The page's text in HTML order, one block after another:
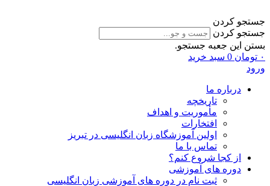
جستجو کردن
جستجو کردن
بستن این جعبه جستجو.
۰ تومان 0 سبد خرید
ورود
درباره ما
تاریخچه
مأموریت و اهداف
افتخارات
اولین آموزشگاه زبان انگلیسی در تبریز
تماس با ما
از کجا شروع کنم؟
دوره های آموزشی
ثبت نام در دوره های آموزشی زبان انگلیسی